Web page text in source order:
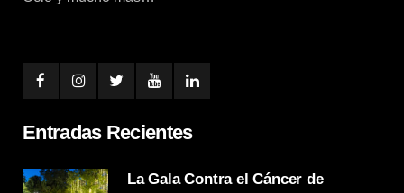
Entradas Recientes
La Gala Contra el Cáncer de